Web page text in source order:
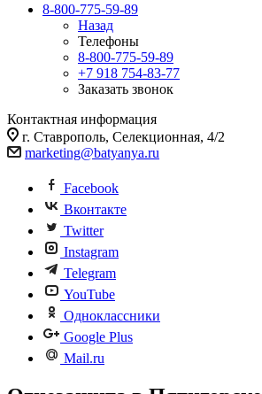
8-800-775-59-89
Назад
Телефоны
8-800-775-59-89
+7 918 754-83-77
Заказать звонок
Контактная информация
г. Ставрополь, Селекционная, 4/2
marketing@batyanya.ru
Facebook
Вконтакте
Twitter
Instagram
Telegram
YouTube
Одноклассники
Google Plus
Mail.ru